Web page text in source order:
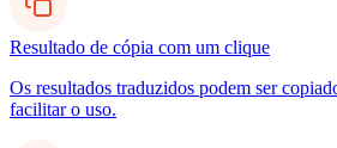
Resultado de cópia com um clique
Os resultados traduzidos podem ser
facilitar o uso.